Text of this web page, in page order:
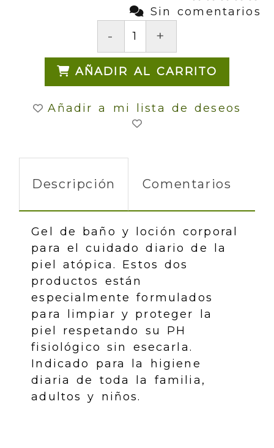
Sin comentarios
- +
AÑADIR AL CARRITO
Añadir a mi lista de deseos
Descripción Comentarios
Gel de baño y loción corporal
para el cuidado diario de la
piel atópica. Estos dos
productos están
especialmente formulados
para limpiar y proteger la
piel respetando su PH
fisiológico sin esecarla.
Indicado para la higiene
diaria de toda la familia,
adultos y niños.